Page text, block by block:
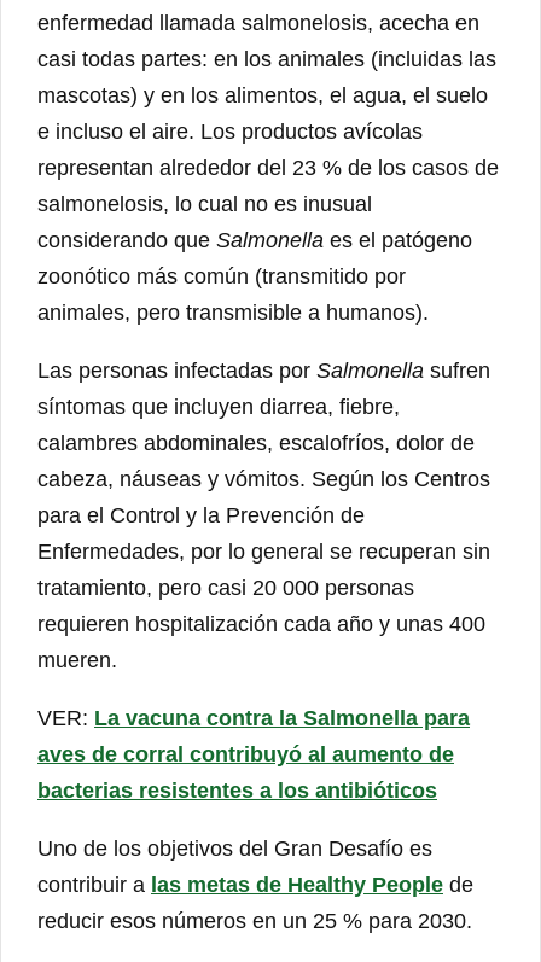
enfermedad llamada salmonelosis, acecha en
casi todas partes: en los animales (incluidas las
mascotas) y en los alimentos, el agua, el suelo
e incluso el aire. Los productos avícolas
representan alrededor del 23 % de los casos de
salmonelosis, lo cual no es inusual
considerando que Salmonella es el patógeno
zoonótico más común (transmitido por
animales, pero transmisible a humanos).
Las personas infectadas por Salmonella sufren
síntomas que incluyen diarrea, fiebre,
calambres abdominales, escalofríos, dolor de
cabeza, náuseas y vómitos. Según los Centros
para el Control y la Prevención de
Enfermedades, por lo general se recuperan sin
tratamiento, pero casi 20 000 personas
requieren hospitalización cada año y unas 400
mueren.
VER: La vacuna contra la Salmonella para
aves de corral contribuyó al aumento de
bacterias resistentes a los antibióticos
Uno de los objetivos del Gran Desafío es
contribuir a las metas de Healthy People de
reducir esos números en un 25 % para 2030.